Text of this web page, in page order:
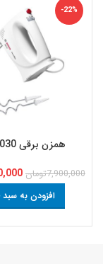
-22%
همزن برقی MFQ3030
7,900,000تومان
افزودن به